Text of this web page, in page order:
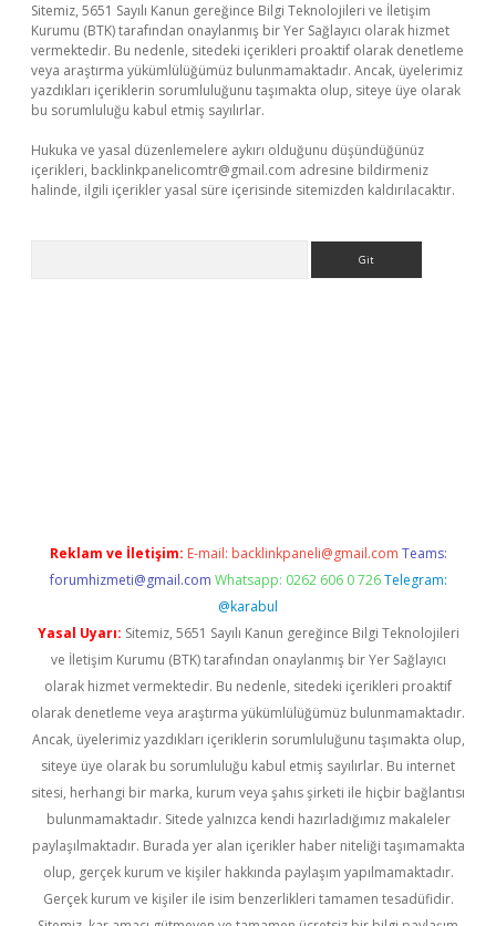
Sitemiz, 5651 Sayılı Kanun gereğince Bilgi Teknolojileri ve İletişim
Kurumu (BTK) tarafından onaylanmış bir Yer Sağlayıcı olarak hizmet
vermektedir. Bu nedenle, sitedeki içerikleri proaktif olarak denetleme
veya araştırma yükümlülüğümüz bulunmamaktadır. Ancak, üyelerimiz
yazdıkları içeriklerin sorumluluğunu taşımakta olup, siteye üye olarak
bu sorumluluğu kabul etmiş sayılırlar.
Hukuka ve yasal düzenlemelere aykırı olduğunu düşündüğünüz
içerikleri, backlinkpanelicomtr@gmail.com adresine bildirmeniz
halinde, ilgili içerikler yasal süre içerisinde sitemizden kaldırılacaktır.
Reklam ve İletişim: E-mail: backlinkpaneli@gmail.com Teams:
forumhizmeti@gmail.com Whatsapp: 0262 606 0 726 Telegram:
@karabul
Yasal Uyarı: Sitemiz, 5651 Sayılı Kanun gereğince Bilgi Teknolojileri
ve İletişim Kurumu (BTK) tarafından onaylanmış bir Yer Sağlayıcı
olarak hizmet vermektedir. Bu nedenle, sitedeki içerikleri proaktif
olarak denetleme veya araştırma yükümlülüğümüz bulunmamaktadır.
Ancak, üyelerimiz yazdıkları içeriklerin sorumluluğunu taşımakta olup,
siteye üye olarak bu sorumluluğu kabul etmiş sayılırlar. Bu internet
sitesi, herhangi bir marka, kurum veya şahıs şirketi ile hiçbir bağlantısı
bulunmamaktadır. Sitede yalnızca kendi hazırladığımız makaleler
paylaşılmaktadır. Burada yer alan içerikler haber niteliği taşımamakta
olup, gerçek kurum ve kişiler hakkında paylaşım yapılmamaktadır.
Gerçek kurum ve kişiler ile isim benzerlikleri tamamen tesadüfidir.